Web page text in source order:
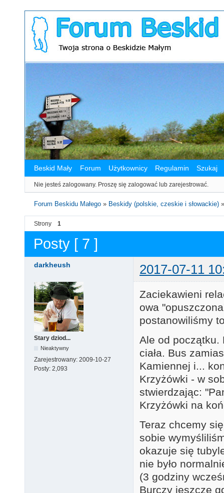
Beskid Mały Forum Użytkownicy Regulamin Szukaj
Nie jesteś zalogowany. Proszę się zalogować lub zarejestrować.
Forum Beskidu Małego » Beskidy (polskie, czeskie i słowackie)
Strony 1
Posty [ 7 ]
darkheush 2017-07-11
Stary dziod...
Nieaktywny
Zarejestrowany: 2009-10-27
Posty: 2,093
Zaciekawieni
owa
postanowiliśmy
Ale od początku.
ciała. Bus
Kamiennej i...
Krzyżówki - w
stwierdzając:
Krzyżówki na
Teraz chcemy
sobie
okazuje się
nie było
(3 godziny
Burczy jeszcze